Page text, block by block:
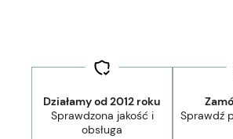
Działamy od 2012 roku
Sprawdzona jakość i
obsługa
Sprawdź